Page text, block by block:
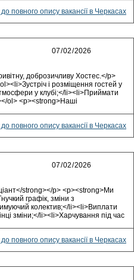
повного опису вакансії в Черкасах
доброзичливу Хостес.</p>
і розміщення гостей у
у клубі;</li><li>Приймати
ol> <p><strong>Наші
повного опису вакансії в Черкасах
strong></p> <p><strong>Ми
графік, зміни з
колектив;</li><li>Виплати
зміни;</li><li>Харчування під час
повного опису вакансії в Черкасах